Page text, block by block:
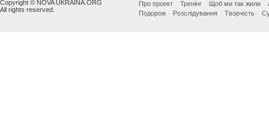
Copyright © NOVA UKRAINA.ORG
All rights reserved.
Про проект Тренінг Щоб ми так жили
Подорож
Розслідування Творчість